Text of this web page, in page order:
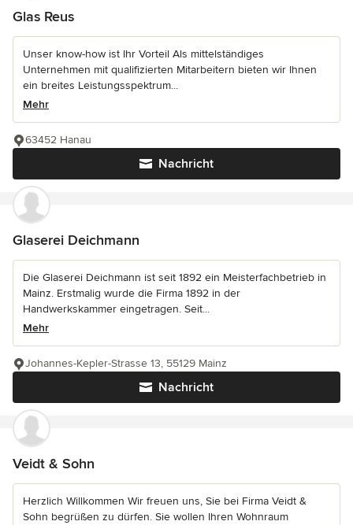
Glas Reus
Unser know-how ist Ihr Vorteil Als mittelständiges
Unternehmen mit qualifizierten Mitarbeitern bieten wir Ihnen
ein breites Leistungsspektrum...
Mehr
Nachricht
63452 Hanau
Glaserei Deichmann
Die Glaserei Deichmann ist seit 1892 ein Meisterfachbetrieb in
Mainz. Erstmalig wurde die Firma 1892 in der
Handwerkskammer eingetragen. Seit...
Mehr
Nachricht
Johannes-Kepler-Strasse 13, 55129 Mainz
Veidt & Sohn
Herzlich Willkommen Wir freuen uns, Sie bei Firma Veidt &
Sohn begrüßen zu dürfen. Sie wollen Ihren Wohnraum